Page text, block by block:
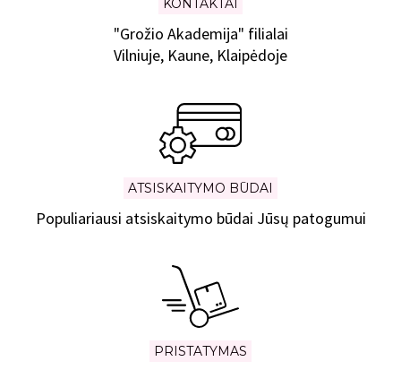
KONTAKTAI
"Grožio Akademija" filialai
Vilniuje, Kaune, Klaipėdoje
ATSISKAITYMO BŪDAI
Populiariausi atsiskaitymo būdai Jūsų patogumui
PRISTATYMAS